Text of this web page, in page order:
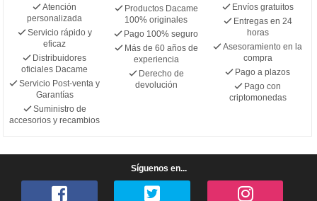
Atención
personalizada
Servicio rápido y
eficaz
Distribuidores
oficiales Dacame
Servicio Post-venta y
Garantías
Suministro de
accesorios y recambios
Productos Dacame
100% originales
Pago 100% seguro
Más de 60 años de
experiencia
Derecho de
devolución
Envíos gratuitos
Entregas en 24
horas
Asesoramiento en la
compra
Pago a plazos
Pago con
criptomonedas
Síguenos en...